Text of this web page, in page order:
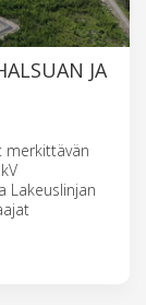
JA
merkittävän
Lakeuslinjan